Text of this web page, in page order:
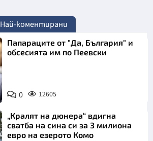
Най-коментирани
Папараците от "Да, България" и
обсесията им по Пеевски
0 12605
„Кралят на дюнера“ вдигна
сватба на сина си за 3 милиона
евро на езерото Комо